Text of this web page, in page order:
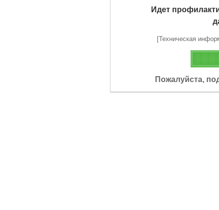
Идет
[Техническая
Пожалуйста,